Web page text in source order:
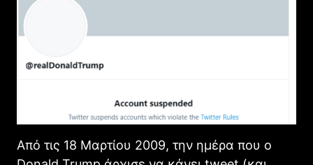
Από τις 18 Μαρτίου 2009, την ημέρα που ο